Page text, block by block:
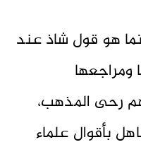
هو قول شاذ عند
ومراجعها
رحى المذهب،
بأقوال علماء